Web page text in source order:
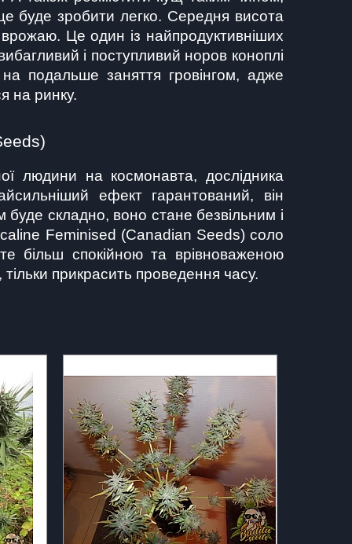
буде зробити легко. Середня висота
Це один із найпродуктивніших
і поступливий норов коноплі
подальше заняття гровінгом, адже
на ринку.
людини на космонавта, дослідника
ефект гарантований, він
складно, воно стане безвільним і
Feminised (Canadian Seeds) соло
більш спокійною та врівноваженою
прикрасить проведення часу.